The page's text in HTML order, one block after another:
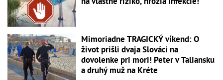
Mimoriadne TRAGICKÝ víkend: O
život prišli dvaja Slováci na
dovolenke pri mori! Peter v Taliansku
a druhý muž na Kréte